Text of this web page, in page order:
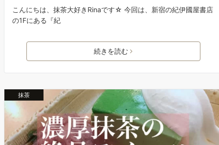
こんにちは、抹茶大好きRinaです☆ 今回は、新宿の紀伊國屋書店
の1Fにある『紀
続きを読む
抹茶